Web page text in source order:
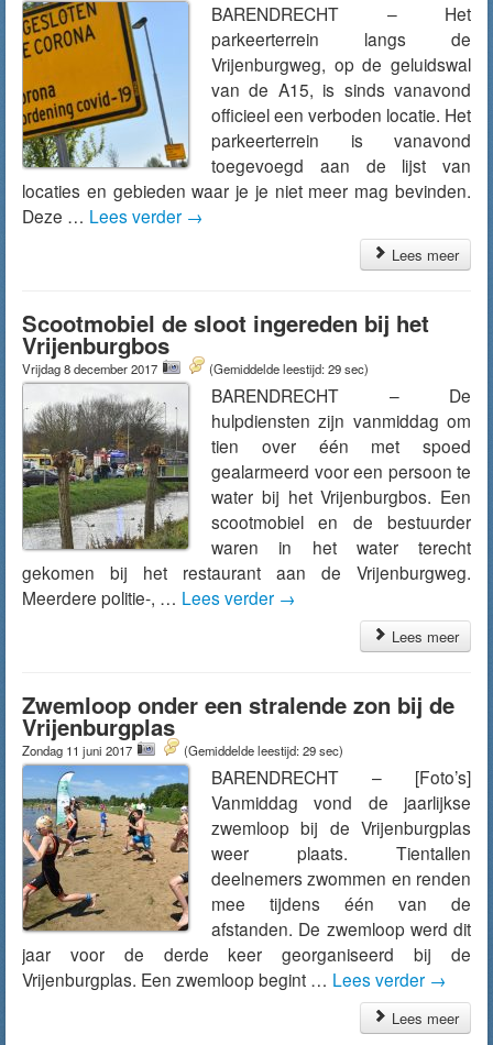
BARENDRECHT – Het
parkeerterrein langs de
Vrijenburgweg, op de geluidswal
van de A15, is sinds vanavond
officieel een verboden locatie. Het
parkeerterrein is vanavond
toegevoegd aan de lijst van
locaties en gebieden waar je je niet meer mag bevinden.
Deze … Lees verder →
Lees meer
Scootmobiel de sloot ingereden bij het
Vrijenburgbos
Vrijdag 8 december 2017 (Gemiddelde leestijd: 29 sec)
BARENDRECHT – De
hulpdiensten zijn vanmiddag om
tien over één met spoed
gealarmeerd voor een persoon te
water bij het Vrijenburgbos. Een
scootmobiel en de bestuurder
waren in het water terecht
gekomen bij het restaurant aan de Vrijenburgweg.
Meerdere politie-, … Lees verder →
Lees meer
Zwemloop onder een stralende zon bij de
Vrijenburgplas
Zondag 11 juni 2017 (Gemiddelde leestijd: 29 sec)
BARENDRECHT – [Foto’s]
Vanmiddag vond de jaarlijkse
zwemloop bij de Vrijenburgplas
weer plaats. Tientallen
deelnemers zwommen en renden
mee tijdens één van de
afstanden. De zwemloop werd dit
jaar voor de derde keer georganiseerd bij de
Vrijenburgplas. Een zwemloop begint … Lees verder →
Lees meer